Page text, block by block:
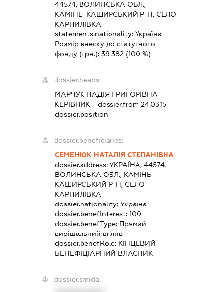
44574, ВОЛИНСЬКА ОБЛ.,
КАМІНЬ-КАШИРСЬКИЙ Р-Н, СЕЛО
КАРПИЛІВКА
statements.nationality: Україна
Розмір внеску до статутного
фонду (грн.): 39 382(100 %)
dossier.heads:
МАРЧУК НАДІЯ ГРИГОРІВНА -
КЕРІВНИК- dossier.from 24.03.15
dossier.position -
dossier.beneficiaries:
СЕМЕНЮК НАТАЛІЯ СТЕПАНІВНА
dossier.address: УКРАЇНА, 44574,
ВОЛИНСЬКА ОБЛ., КАМІНЬ-
КАШИРСЬКИЙ Р-Н, СЕЛО
КАРПИЛІВКА
dossier.nationality: Україна
dossier.benefInterest: 100
dossier.benefType: Прямий
вирішальний вплив
dossier.benefRole: КІНЦЕВИЙ
БЕНЕФІЦІАРНИЙ ВЛАСНИК
dossier.smida: